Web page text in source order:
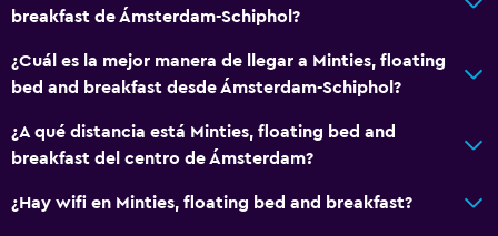
breakfast de Ámsterdam-Schiphol?
¿Cuál es la mejor manera de llegar a Minties, floating
bed and breakfast desde Ámsterdam-Schiphol?
¿A qué distancia está Minties, floating bed and
breakfast del centro de Ámsterdam?
¿Hay wifi en Minties, floating bed and breakfast?